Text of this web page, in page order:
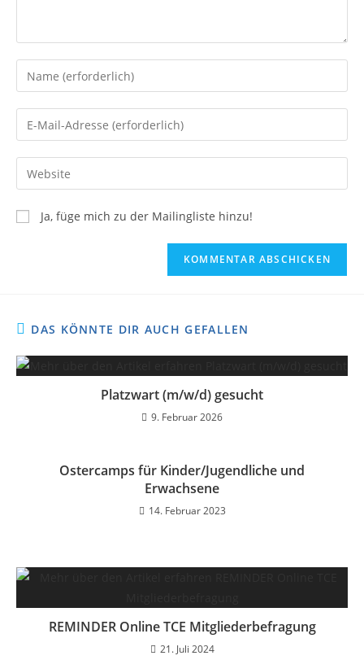
Ja, füge mich zu der Mailingliste hinzu!
DAS KÖNNTE DIR AUCH GEFALLEN
Platzwart (m/w/d) gesucht
9. Februar 2026
Ostercamps für Kinder/Jugendliche und
Erwachsene
14. Februar 2023
REMINDER Online TCE Mitgliederbefragung
21. Juli 2024